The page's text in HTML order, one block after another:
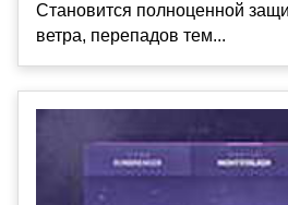
Становится полноценной
ветра, перепадов тем...